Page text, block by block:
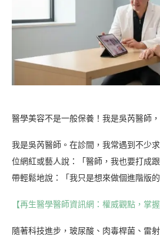
醫學美容不是一般保養！我是吳芮醫師
我是吳芮醫師。在診間，我常遇到不少
位網紅或藝人說：「醫師，我也要打成
帶輕鬆地說：「我只是想來做個進階版的
【再生醫學醫師資訊網：權威觀點，掌握
隨著科技進步，玻尿酸、肉毒桿菌、雷